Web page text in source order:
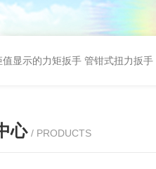
值显示的力矩扳手 管钳式扭力扳手
心 / PRODUCTS